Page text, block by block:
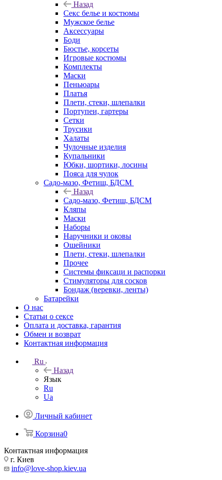
Назад
Секс белье и костюмы
Мужское белье
Аксессуары
Боди
Бюстье, корсеты
Игровые костюмы
Комплекты
Маски
Пеньюары
Платья
Плети, стеки, шлепалки
Портупеи, гартеры
Сетки
Трусики
Халаты
Чулочные изделия
Купальники
Юбки, шортики, лосины
Пояса для чулок
Садо-мазо, Фетиш, БДСМ
Назад
Садо-мазо, Фетиш, БДСМ
Кляпы
Маски
Наборы
Наручники и оковы
Ошейники
Плети, стеки, шлепалки
Прочее
Системы фиксаци и распорки
Стимуляторы для сосков
Бондаж (веревки, ленты)
Батарейки
О нас
Статьи о сексе
Оплата и доставка, гарантия
Обмен и возврат
Контактная информация
Ru
Назад
Язык
Ru
Ua
Личный кабинет
Корзина0
Контактная информация
г. Киев
info@love-shop.kiev.ua